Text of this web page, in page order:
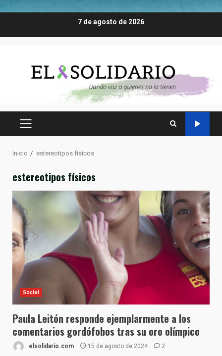
7 de agosto de 2026
MENÚ
Inicio estereotipos físicos
estereotipos físicos
Social
Paula Leitón responde ejemplarmente a los
comentarios gordófobos tras su oro olímpico
elsolidario.com 15 de agosto de 2024 2